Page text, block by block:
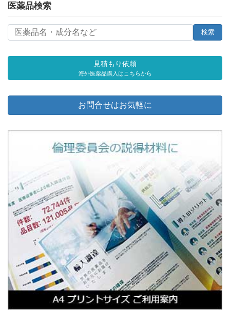
医薬品検索
見積もり依頼
海外医薬品購入はこちらから
お問合せはお気軽に